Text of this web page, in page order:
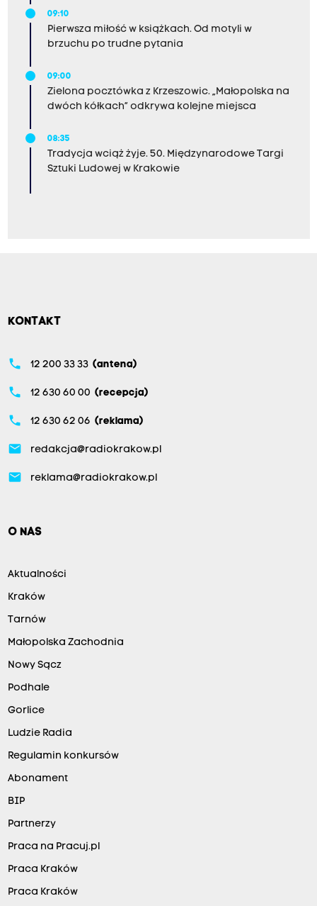
09:10
Pierwsza miłość w książkach. Od motyli w
brzuchu po trudne pytania
09:00
Zielona pocztówka z Krzeszowic. „Małopolska na
dwóch kółkach” odkrywa kolejne miejsca
08:35
Tradycja wciąż żyje. 50. Międzynarodowe Targi
Sztuki Ludowej w Krakowie
KONTAKT
phone 12 200 33 33 (antena)
phone 12 630 60 00 (recepcja)
phone 12 630 62 06 (reklama)
email redakcja@radiokrakow.pl
email reklama@radiokrakow.pl
O NAS
Aktualności
Kraków
Tarnów
Małopolska Zachodnia
Nowy Sącz
Podhale
Gorlice
Ludzie Radia
Regulamin konkursów
Abonament
BIP
Partnerzy
Praca na Pracuj.pl
Praca Kraków
Praca Kraków